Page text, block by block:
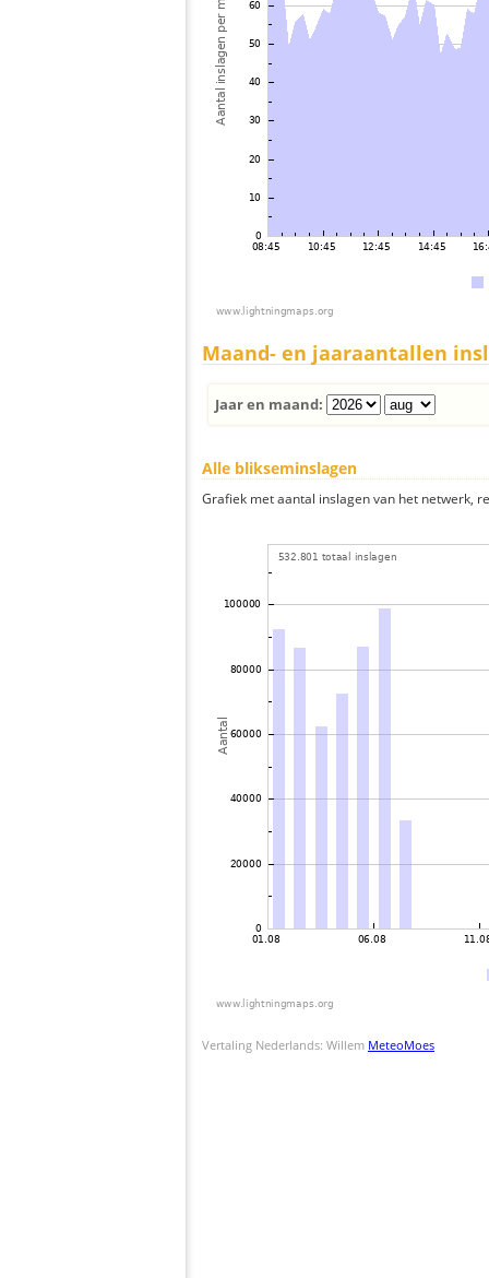
Maand- en jaaraantallen
Jaar en maand:
Alle blikseminslagen
Grafiek met aantal inslagen van het netwerk,
Vertaling Nederlands: Willem MeteoMoes